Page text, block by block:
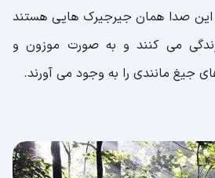
صدا همان جیرجیرک هایی هستند
می کنند و به صورت موزون و
جیغ مانندی را به وجود می آورند.